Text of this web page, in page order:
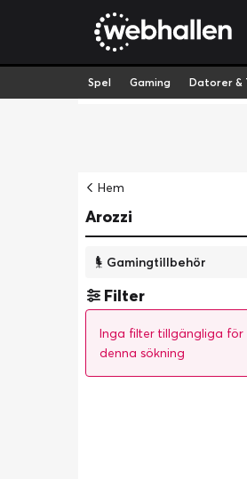
Spel Gaming Datorer &
Hem
Arozzi
Gamingtillbehör
Filter
Inga filter tillgängliga för
denna sökning